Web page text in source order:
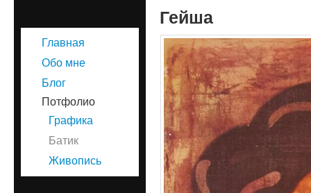
Главная
Обо мне
Блог
Потфолио
Графика
Батик
Живопись
Гейша